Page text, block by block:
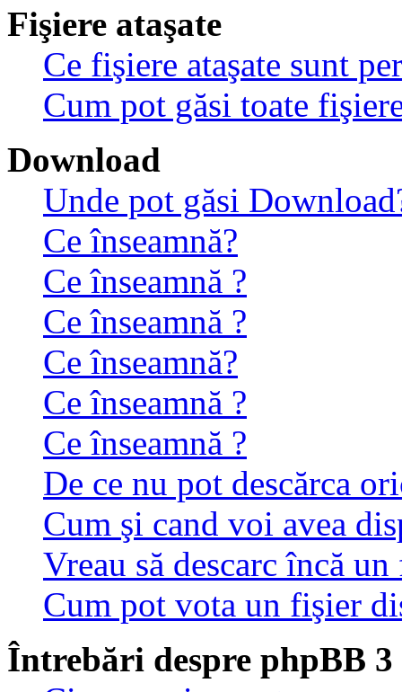
Fişiere ataşate
Ce fişiere ataşate sunt
Cum pot găsi toate
Download
Unde pot găsi
Ce înseamnă?
Ce înseamnă ?
Ce înseamnă ?
Ce înseamnă?
Ce înseamnă ?
Ce înseamnă ?
De ce nu pot descărca
Cum şi cand voi avea
Vreau să descarc încă
Cum pot vota un fişier
Întrebări despre phpBB 3